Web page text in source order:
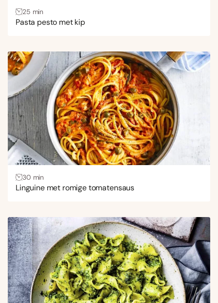
25 min
Pasta pesto met kip
30 min
Linguine met romige tomatensaus